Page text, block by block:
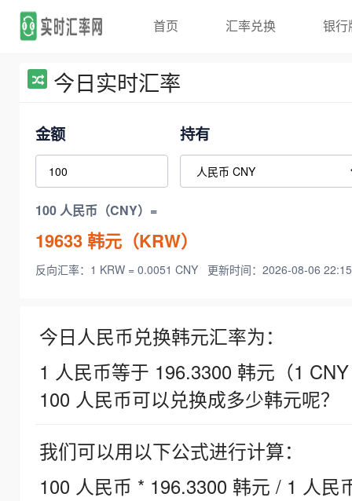
首页 汇率兑换 银行
今日实时汇率
金额 持有
100 人民币（CNY）=
19633韩元（KRW）
反向汇率：1 KRW = 0.0051 CNY 更新时间：2026-08-06
今日人民币兑换韩元汇率为：
1 人民币等于 196.3300 韩元（1
100 人民币可以兑换成多少韩元呢？
我们可以用以下公式进行计算：
100 人民币 * 196.3300 韩元 / 1 人民